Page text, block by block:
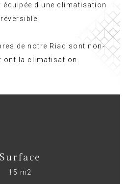
équipée d'une climatisation
réversible.
de notre Riad sont non-
ont la climatisation.
Surface
15 m2